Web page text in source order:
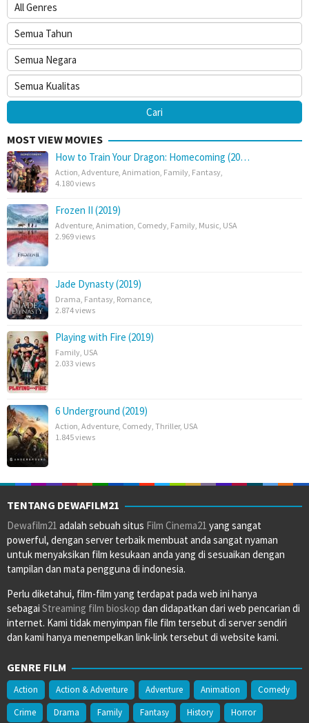
MOST VIEW MOVIES
How to Train Your Dragon: Homecoming (20…
Action, Adventure, Animation, Family, Fantasy,
4.180 views
Frozen II (2019)
Adventure, Animation, Comedy, Family, Music, USA
2.969 views
Jade Dynasty (2019)
Drama, Fantasy, Romance,
2.874 views
Playing with Fire (2019)
Family, USA
2.033 views
6 Underground (2019)
Action, Adventure, Comedy, Thriller, USA
1.845 views
TENTANG DEWAFILM21
Dewafilm21 adalah sebuah situs Film Cinema21 yang sangat
powerful, dengan server terbaik membuat anda sangat nyaman
untuk menyaksikan film kesukaan anda yang di sesuaikan dengan
tampilan dan mata pengguna di indonesia.
Perlu diketahui, film-film yang terdapat pada web ini hanya
sebagai Streaming film bioskop dan didapatkan dari web pencarian di
internet. Kami tidak menyimpan file film tersebut di server sendiri
dan kami hanya menempelkan link-link tersebut di website kami.
GENRE FILM
Action Action & Adventure Adventure Animation
Comedy
Crime
Drama Family Fantasy History Horror